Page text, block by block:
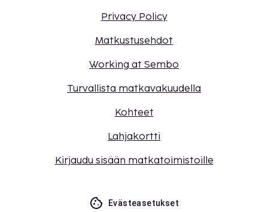
Privacy Policy
Matkustusehdot
Working at Sembo
Turvallista matkavakuudella
Kohteet
Lahjakortti
Kirjaudu sisään matkatoimistoille
Evästeasetukset